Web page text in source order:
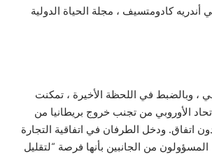
أندريه كادومتسيف ، مجلة الحياة الدولية
، وبالضبط في اللحظة الأخيرة ، تمكنت
الأوروبي من تجنب خروج بريطانيا من
اتفاق. ودخل الطرفان في اتفاقية التجارة
من الجانبين بأنها فرصة “لتقليل